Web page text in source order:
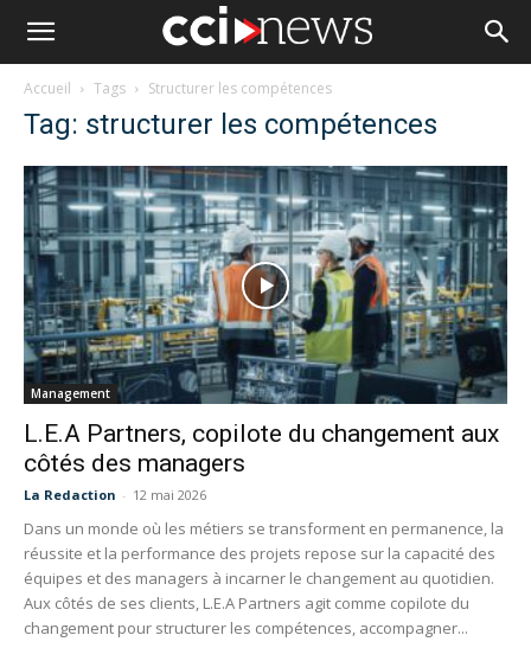
Accueil Tags Structurer les compétences
Tag: structurer les compétences
Management
L.E.A Partners, copilote du changement aux
côtés des managers
La Redaction - 12 mai 2026
Dans un monde où les métiers se transforment en permanence, la
réussite et la performance des projets repose sur la capacité des
équipes et des managers à incarner le changement au quotidien.
Aux côtés de ses clients, L.E.A Partners agit comme copilote du
changement pour structurer les compétences, accompagner...